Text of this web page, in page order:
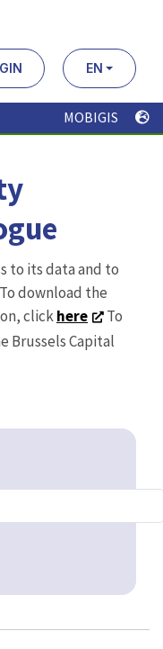
EN
MOBIGIS
to its data and to
download the
clickhere
To
Brussels Capital